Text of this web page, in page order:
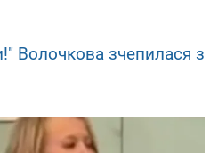
Волочкова зчепилася з